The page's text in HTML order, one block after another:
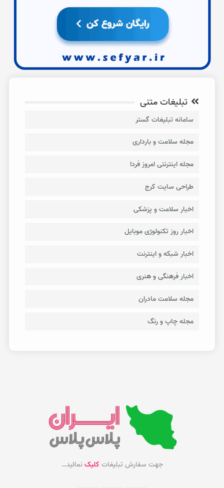
تبلیغات متنی
سامانه تبلیغات گستر
مجله سلامت و بارداری
مجله اینترنتی امروز فردا
طراحی سایت کرج
اخبار سلامت و پزشکی
اخبار روز تکنولوژی موبایل
اخبار شبکه و اینترنت
اخبار فرهنگی و هنری
مجله سلامت مادران
مجله چاپ و رنگ
جهت سفارش تبلیغات کلیکنمائید…